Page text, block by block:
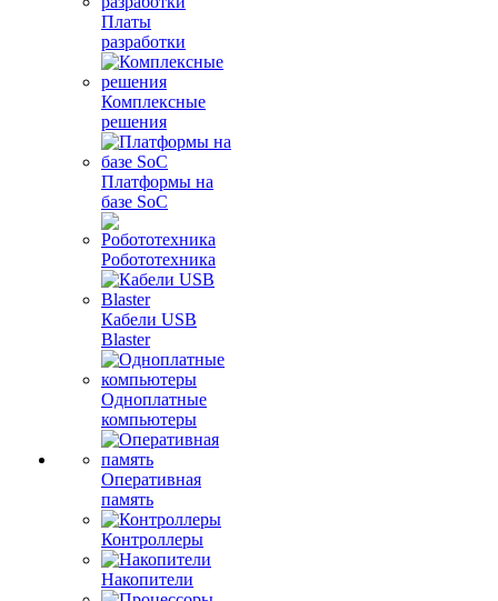
Платы
разработки
Комплексные
решения
Платформы на
базе SoC
Робототехника
Кабели USB
Blaster
Одноплатные
компьютеры
Оперативная
память
Контроллеры
Накопители